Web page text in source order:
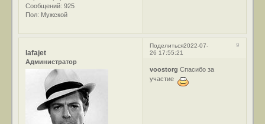
Сообщений: 925
Пол: Мужской
Поделиться 9
2022-07-
26 17:55:21
lafajet
Администратор
voostorg Спасибо за
участие